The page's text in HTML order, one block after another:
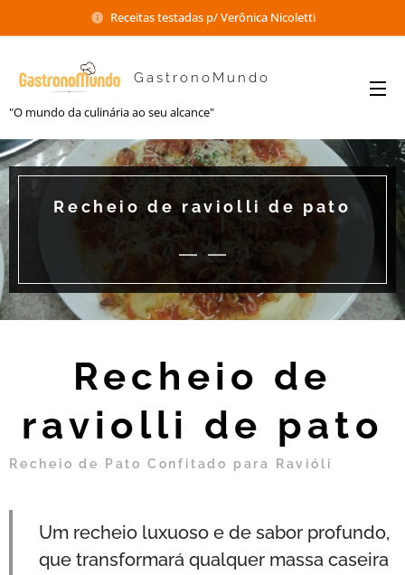
Receitas testadas p/ Verônica Nicoletti
GastronoMundo
"O mundo da culinária ao seu alcance"
Recheio de raviolli de pato
Recheio de
raviolli de pato
Recheio de Pato Confitado para Ravióli
Um recheio luxuoso e de sabor profundo,
que transformará qualquer massa caseira